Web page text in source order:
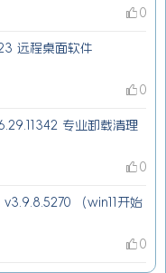
0
远程桌面软件
0
专业卸载清理
0
（win11开始
0